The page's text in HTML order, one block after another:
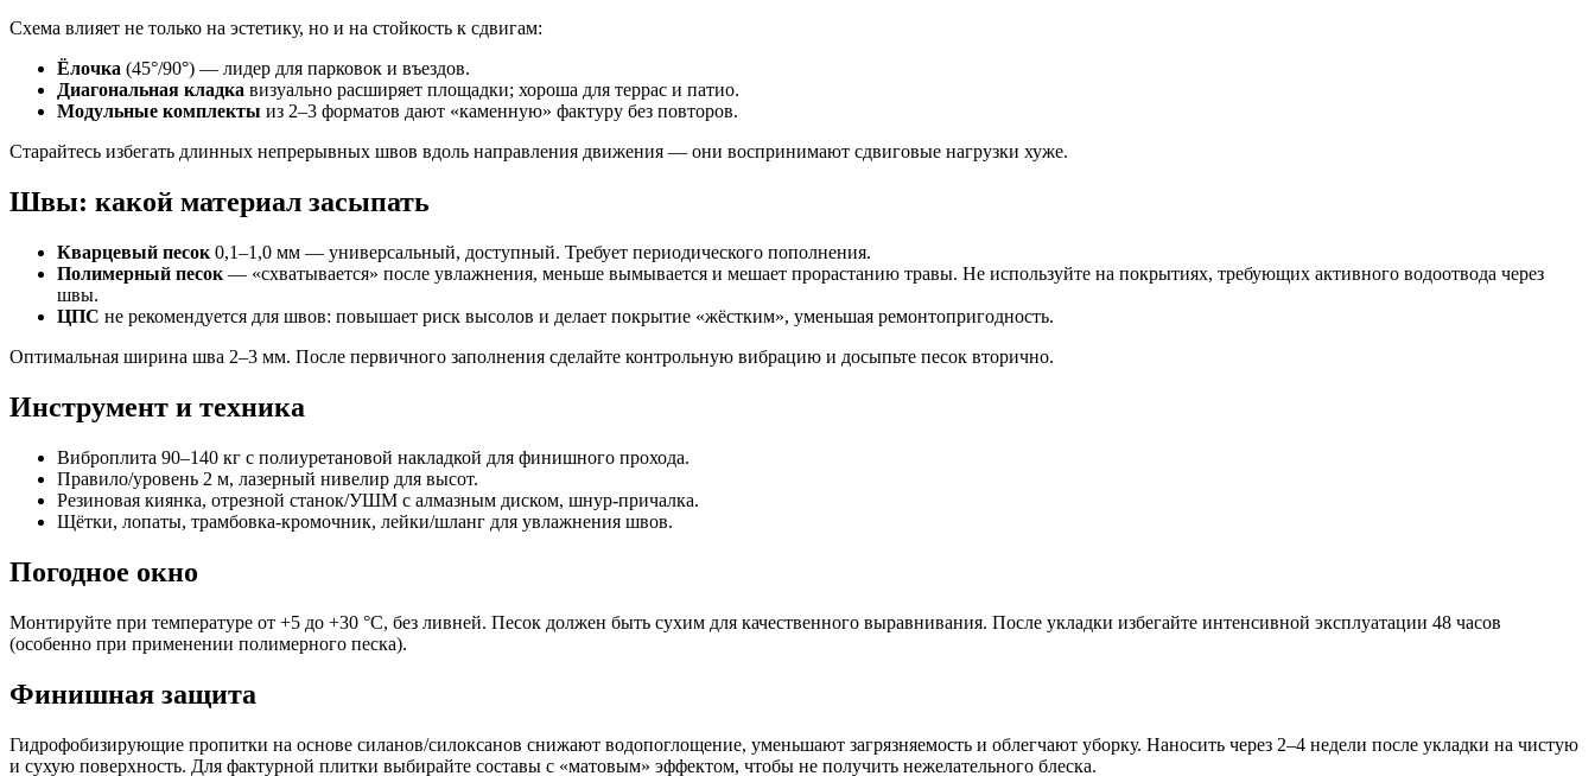
Схема влияет не только на эстетику, но и на стойкость к сдвигам:
Ёлочка (45°/90°) — лидер для парковок и въездов.
Диагональная кладка визуально расширяет площадки; хороша для террас и патио.
Модульные комплекты из 2–3 форматов дают «каменную» фактуру без повторов.
Старайтесь избегать длинных непрерывных швов вдоль направления движения — они воспринимают сдвиговые нагрузки хуже.
Швы: какой материал засыпать
Кварцевый песок 0,1–1,0 мм — универсальный, доступный. Требует периодического пополнения.
Полимерный песок — «схватывается» после увлажнения, меньше вымывается и мешает прорастанию травы. Не используйте на покрытиях, требующих активного водоотвода через
швы.
ЦПС не рекомендуется для швов: повышает риск высолов и делает покрытие «жёстким», уменьшая ремонтопригодность.
Оптимальная ширина шва 2–3 мм. После первичного заполнения сделайте контрольную вибрацию и досыпьте песок вторично.
Инструмент и техника
Виброплита 90–140 кг с полиуретановой накладкой для финишного прохода.
Правило/уровень 2 м, лазерный нивелир для высот.
Резиновая киянка, отрезной станок/УШМ с алмазным диском, шнур-причалка.
Щётки, лопаты, трамбовка-кромочник, лейки/шланг для увлажнения швов.
Погодное окно
Монтируйте при температуре от +5 до +30 °C, без ливней. Песок должен быть сухим для качественного выравнивания. После укладки избегайте интенсивной эксплуатации 48 часов
(особенно при применении полимерного песка).
Финишная защита
Гидрофобизирующие пропитки на основе силанов/силоксанов снижают водопоглощение, уменьшают загрязняемость и облегчают уборку. Наносить через 2–4 недели после укладки на чистую
и сухую поверхность. Для фактурной плитки выбирайте составы с «матовым» эффектом, чтобы не получить нежелательного блеска.